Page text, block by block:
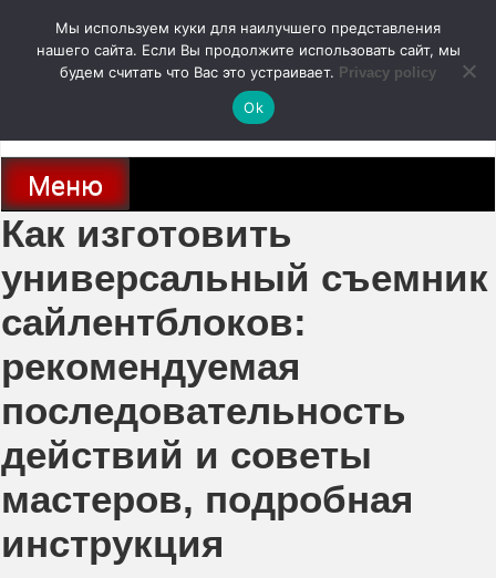
содержимому
autodoc24.ru
Новости про современные автомобили и не только, новинки зарубежного
и отечественного автопрома
Меню
Как изготовить
универсальный съемник
сайлентблоков:
рекомендуемая
последовательность
действий и советы
мастеров, подробная
инструкция
Мы используем куки для наилучшего представления
нашего сайта. Если Вы продолжите использовать сайт, мы
будем считать что Вас это устраивает. Privacy policy
Ok